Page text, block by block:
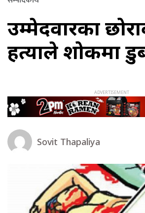
उम्मेदवारका
हत्याले शोकमा
Sovit Thapaliya